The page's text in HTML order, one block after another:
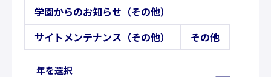
学園からのお知らせ（その他）
サイトメンテナンス（その他）
その他
年を選択